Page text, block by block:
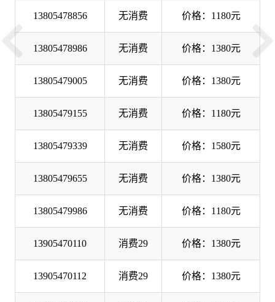
13805478856 无消费 价格：1180元
13805478986 无消费 价格：1380元
13805479005 无消费 价格：1380元
13805479155 无消费 价格：1180元
13805479339 无消费 价格：1580元
13805479655 无消费 价格：1380元
13805479986 无消费 价格：1180元
13905470110 消费29 价格：1380元
13905470112 消费29 价格：1380元